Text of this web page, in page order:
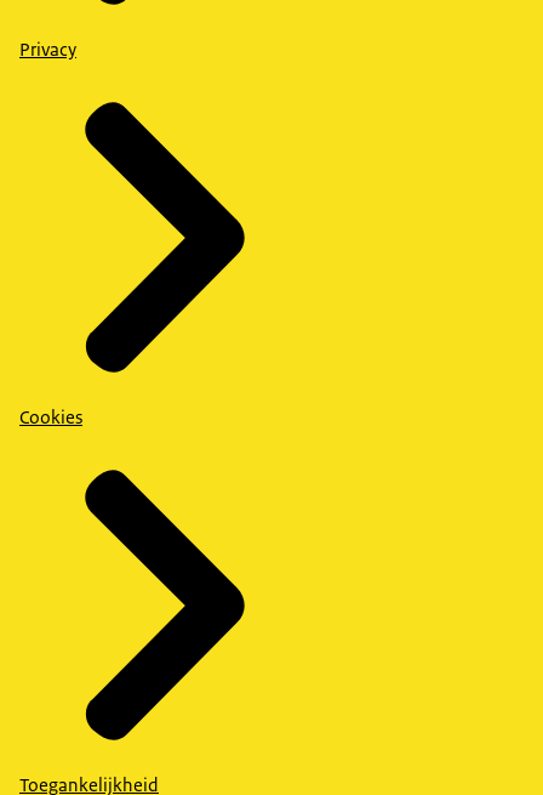
Privacy
Cookies
Toegankelijkheid